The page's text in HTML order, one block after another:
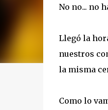
No no... no
Llegó la
nuestros
la misma
Como lo